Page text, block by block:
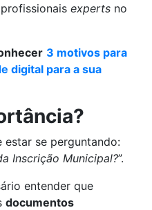
experts no
3 motivos para
digital para a sua
estar se perguntando:
Inscrição Municipal?”.
entender que
documentos